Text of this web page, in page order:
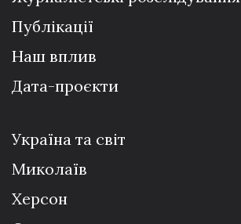
Публікації
Наш вплив
Дата-проєкти
Україна та світ
Миколаїв
Херсон